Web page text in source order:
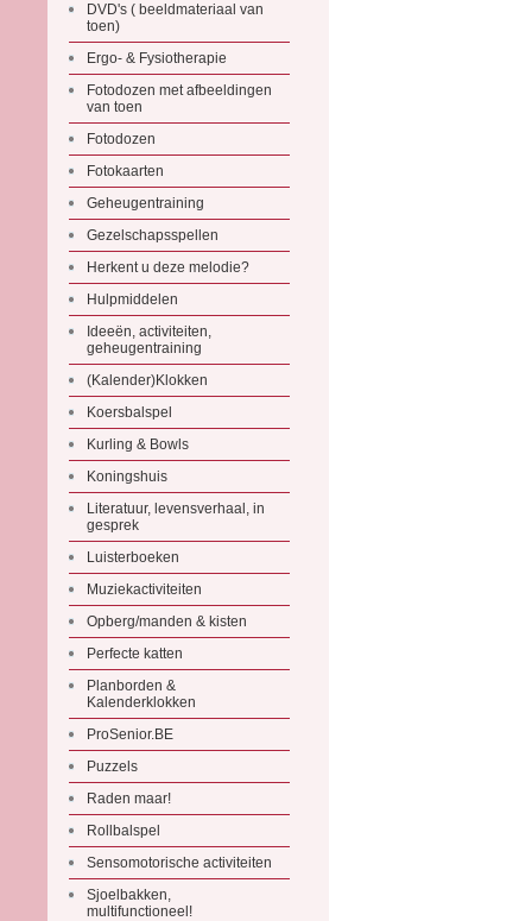
DVD's ( beeldmateriaal van
toen)
Ergo- & Fysiotherapie
Fotodozen met afbeeldingen
van toen
Fotodozen
Fotokaarten
Geheugentraining
Gezelschapsspellen
Herkent u deze melodie?
Hulpmiddelen
Ideeën, activiteiten,
geheugentraining
(Kalender)Klokken
Koersbalspel
Kurling & Bowls
Koningshuis
Literatuur, levensverhaal, in
gesprek
Luisterboeken
Muziekactiviteiten
Opberg/manden & kisten
Perfecte katten
Planborden &
Kalenderklokken
ProSenior.BE
Puzzels
Raden maar!
Rollbalspel
Sensomotorische activiteiten
Sjoelbakken,
multifunctioneel!